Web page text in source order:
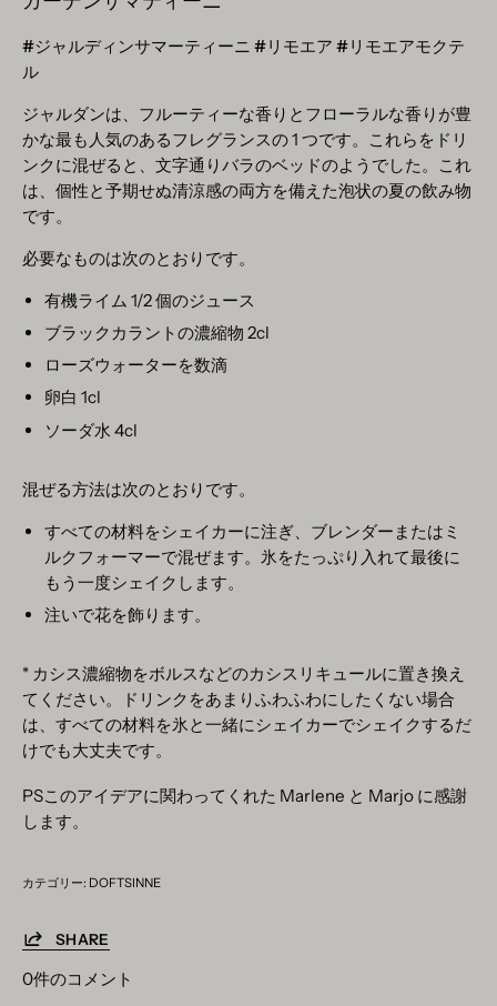
#ジャルディンサマーティーニ #リモエア #リモエアモクテ
ル
ジャルダンは、フルーティーな香りとフローラルな香りが豊
かな最も人気のあるフレグランスの 1 つです。これらをドリ
ンクに混ぜると、文字通りバラのベッドのようでした。これ
は、個性と予期せぬ清涼感の両方を備えた泡状の夏の飲み物
です。
必要なものは次のとおりです。
有機ライム 1/2 個のジュース
ブラックカラントの濃縮物 2cl
ローズウォーターを数滴
卵白 1cl
ソーダ水 4cl
混ぜる方法は次のとおりです。
すべての材料をシェイカーに注ぎ、ブレンダーまたはミ
ルクフォーマーで混ぜます。氷をたっぷり入れて最後に
もう一度シェイクします。
注いで花を飾ります。
* カシス濃縮物をボルスなどのカシスリキュールに置き換え
てください。ドリンクをあまりふわふわにしたくない場合
は、すべての材料を氷と一緒にシェイカーでシェイクするだ
けでも大丈夫です。
PSこのアイデアに関わってくれた Marlene と Marjo に感謝
します。
カテゴリー: DOFTSINNE
SHARE
0件のコメント